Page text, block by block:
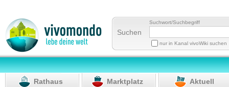
Suchen
Suchwort/Suchbegriff
nur in Kanal vivoWiki suchen
Rathaus Marktplatz Aktuell